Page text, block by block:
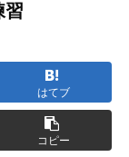
習
はてブ
コピー